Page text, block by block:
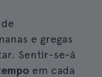
e gregas
Sentir-se-á
em cada